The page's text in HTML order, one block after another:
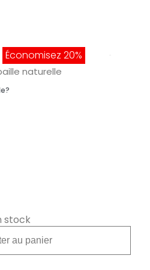
Économisez 20%
naturelle
stock
au panier